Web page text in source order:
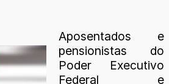
Aposentados e
pensionistas do
Poder Executivo
Federal e